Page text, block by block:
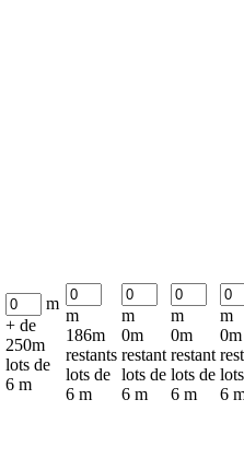
m
+ de
250m
lots de
6 m
m
186m
restants
lots de
6 m
m
0m
restant
lots de
6 m
m
0m
restant
lots de
6 m
m
0m
6